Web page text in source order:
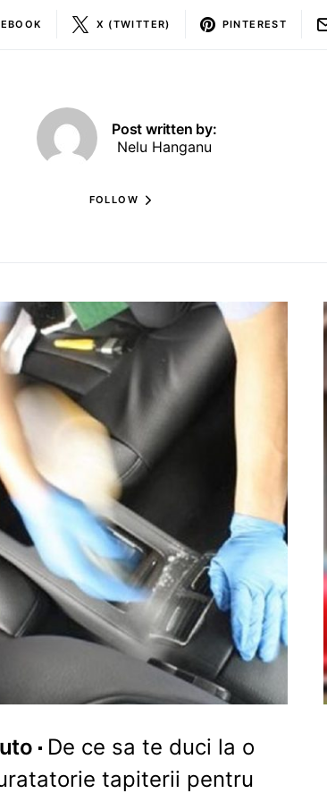
X (TWITTER) PINTEREST
Post written by:
Nelu Hanganu
FOLLOW
De ce sa te duci la o
tapiterii pentru